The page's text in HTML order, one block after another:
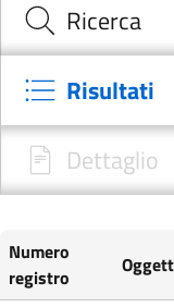
Ricerca
Risultati
Dettaglio
Numero
registro